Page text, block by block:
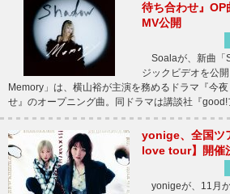
待ち合わせ』
MV公開
Soalaが、新曲「
ジックビデオを公
Memory」は、横山裕が主演を務めるドラマ『今
せ』のオープニング曲。同ドラマは講談社『
yonige、全国
love tour】開催
yonigeが、11月